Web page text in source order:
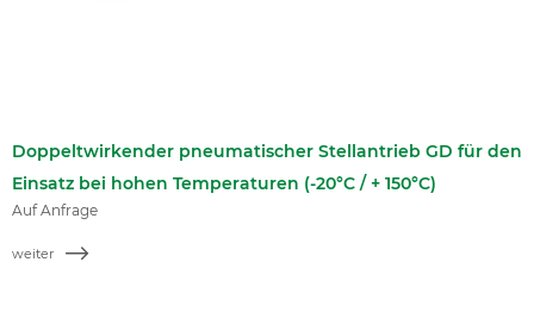
Doppeltwirkender pneumatischer Stellantrieb GD für den
Einsatz bei hohen Temperaturen (-20°C / + 150°C)
Auf Anfrage
weiter